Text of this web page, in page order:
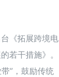
《拓展跨境电
若干措施》。
”，鼓励传统